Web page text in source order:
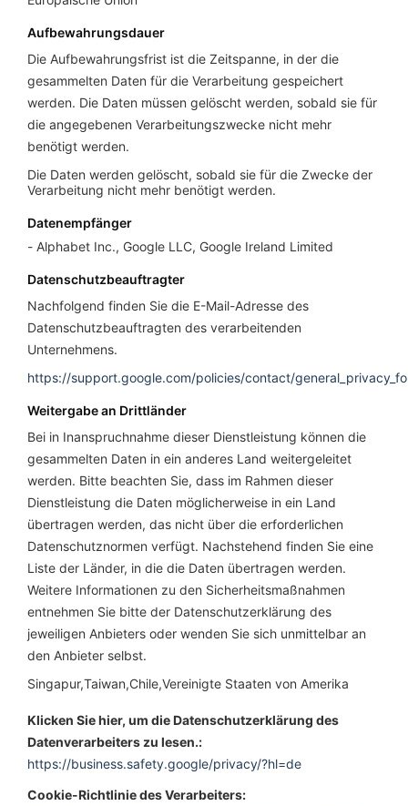
Aufbewahrungsdauer
Die Aufbewahrungsfrist ist die Zeitspanne, in der die
gesammelten Daten für die Verarbeitung gespeichert
werden. Die Daten müssen gelöscht werden, sobald sie für
die angegebenen Verarbeitungszwecke nicht mehr
benötigt werden.
Die Daten werden gelöscht, sobald sie für die Zwecke der
Verarbeitung nicht mehr benötigt werden.
Datenempfänger
Alphabet Inc., Google LLC, Google Ireland Limited
Datenschutzbeauftragter
Nachfolgend finden Sie die E-Mail-Adresse des
Datenschutzbeauftragten des verarbeitenden
Unternehmens.
https://support.google.com/policies/contact/
Weitergabe an Drittländer
Bei in Inanspruchnahme dieser Dienstleistung können die
gesammelten Daten in ein anderes Land weitergeleitet
werden. Bitte beachten Sie, dass im Rahmen dieser
Dienstleistung die Daten möglicherweise in ein Land
übertragen werden, das nicht über die erforderlichen
Datenschutznormen verfügt. Nachstehend finden Sie eine
Liste der Länder, in die die Daten übertragen werden.
Weitere Informationen zu den Sicherheitsmaßnahmen
entnehmen Sie bitte der Datenschutzerklärung des
jeweiligen Anbieters oder wenden Sie sich unmittelbar an
den Anbieter selbst.
Singapur,Taiwan,Chile,Vereinigte Staaten von Amerika
Klicken Sie hier, um die Datenschutzerklärung des
Datenverarbeiters zu lesen.:
https://business.safety.google/privacy/?hl=de
Cookie-Richtlinie des Verarbeiters: